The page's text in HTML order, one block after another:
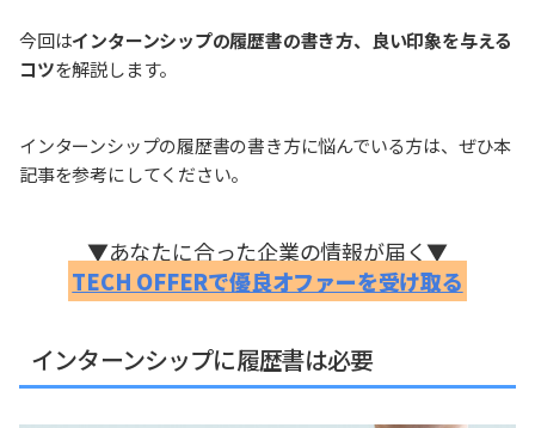
今回はインターンシップの履歴書の書き方、良い印象を与える
コツを解説します。
インターンシップの履歴書の書き方に悩んでいる方は、ぜひ本
記事を参考にしてください。
▼あなたに合った企業の情報が届く▼
TECH OFFERで優良オファーを受け取る
インターンシップに履歴書は必要